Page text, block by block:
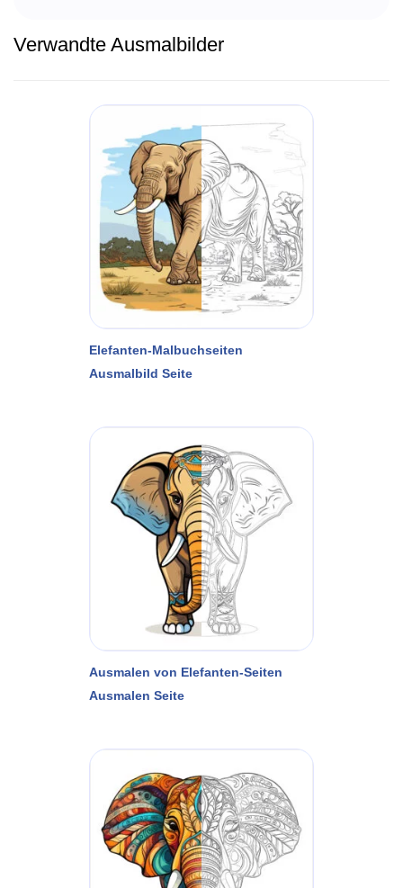
Verwandte Ausmalbilder
Elefanten-Malbuchseiten
Ausmalbild Seite
Ausmalen von Elefanten-Seiten
Ausmalen Seite